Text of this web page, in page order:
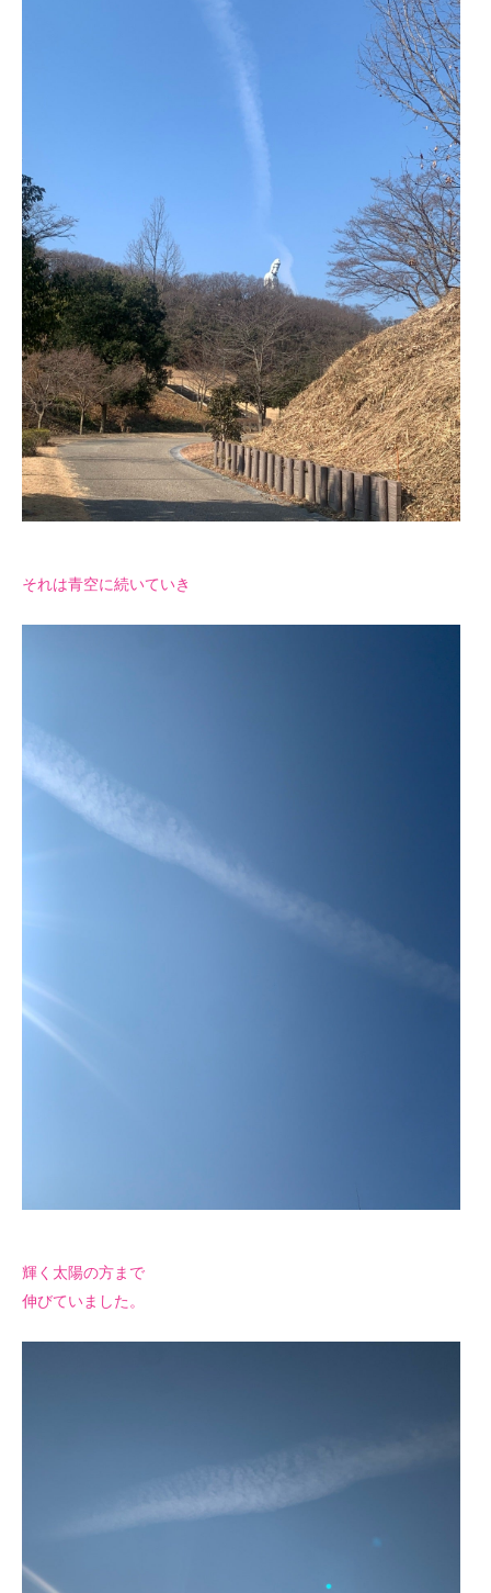
それは青空に続いていき
輝く太陽の方まで
伸びていました。